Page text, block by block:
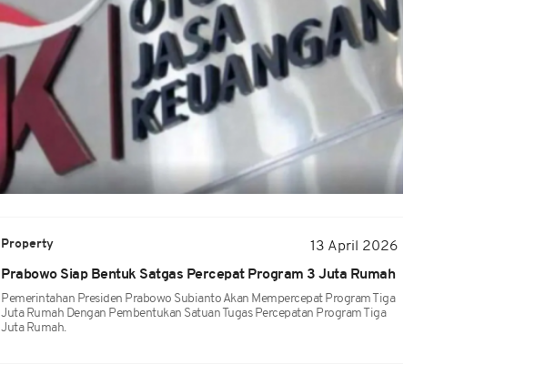
Property
13 April 2026
Prabowo Siap Bentuk Satgas Percepat Program 3 Juta Rumah
Pemerintahan Presiden Prabowo Subianto Akan Mempercepat Program Tiga
Juta Rumah Dengan Pembentukan Satuan Tugas Percepatan Program Tiga
Juta Rumah.